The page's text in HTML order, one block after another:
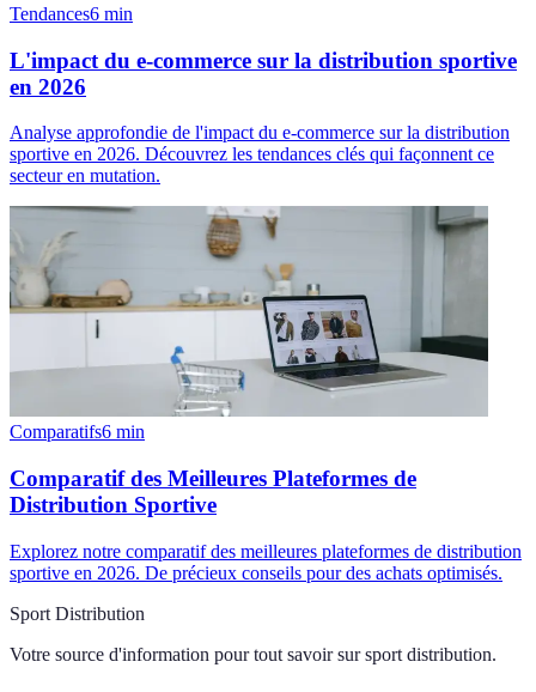
Tendances6 min
L'impact du e-commerce sur la distribution sportive
en 2026
Analyse approfondie de l'impact du e-commerce sur la distribution
sportive en 2026. Découvrez les tendances clés qui façonnent ce
secteur en mutation.
Comparatifs6 min
Comparatif des Meilleures Plateformes de
Distribution Sportive
Explorez notre comparatif des meilleures plateformes de distribution
sportive en 2026. De précieux conseils pour des achats optimisés.
Sport Distribution
Votre source d'information pour tout savoir sur sport distribution.